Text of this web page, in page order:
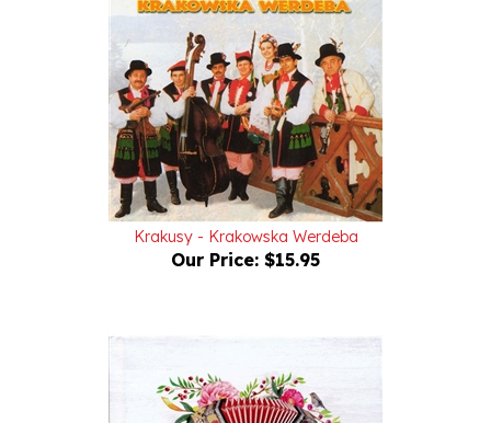
Krakusy - Krakowska Werdeba
Our Price:$15.95